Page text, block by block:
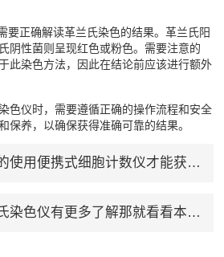
正确解读革兰氏染色的结果。革兰氏阳
阴性菌则呈现红色或粉色。需要注意的
此染色方法，因此在结论前应该进行额外
仪时，需要遵循正确的操作流程和安全
保养，以确保获得准确可靠的结果。
用便携式细胞计数仪才能获得准确的结果
色仪有更多了解那就看看本篇吧